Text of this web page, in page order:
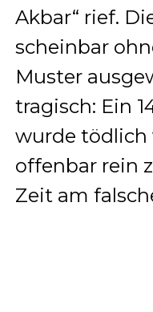
Akbar“ rief.
scheinbar
Muster
tragisch: Ein
wurde tödlich
offenbar rein
Zeit am